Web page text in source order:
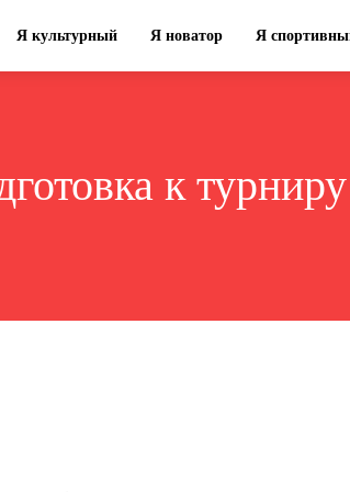
Я культурный Я новатор Я
к турниру